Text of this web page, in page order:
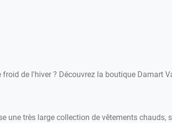
de l'hiver ? Découvrez la boutique Damart
une très large collection de vêtements chauds,